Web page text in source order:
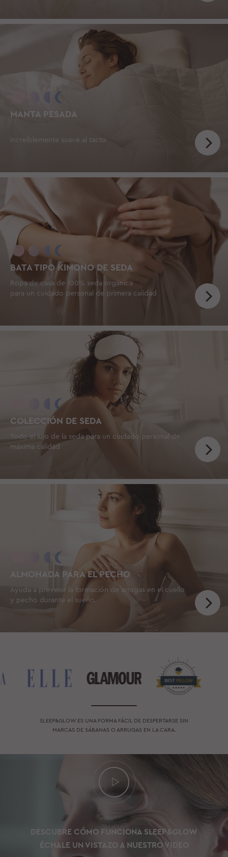
MANTA PESADA
increíblemente suave al tacto
BATA TIPO KIMONO DE SEDA
Ropa de casa de 100% seda orgánica
para un cuidado personal de primera calidad
COLECCIÓN DE SEDA
Todo el lujo de la seda para un cuidado personal de
máxima calidad
ALMOHADA PARA EL PECHO
Ayuda a prevenir la formación de arrugas en el cuello
y pecho durante el sueño.
SLEEP&GLOW ES UNA FORMA FÁCIL DE DESPERTARSE SIN
MARCAS DE SÁBANAS O ARRUGAS EN LA CARA.
DESCUBRE CÓMO FUNCIONA SLEEP&GLOW
ÉCHALE UN VISTAZO A NUESTRO VIDEO